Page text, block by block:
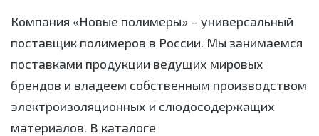
Компания «Новые полимеры» – универсальный
поставщик полимеров в России. Мы занимаемся
поставками продукции ведущих мировых
брендов и владеем собственным производством
электроизоляционных и слюдосодержащих
материалов. В каталоге